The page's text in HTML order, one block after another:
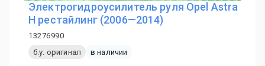
Электрогидроусилитель руля Opel Astra
H рестайлинг (2006—2014)
13276990
б.у. оригинал
в наличии